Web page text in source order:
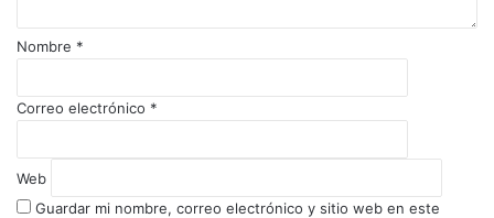
Nombre *
Correo electrónico *
Web
Guardar mi nombre, correo electrónico y sitio web en este